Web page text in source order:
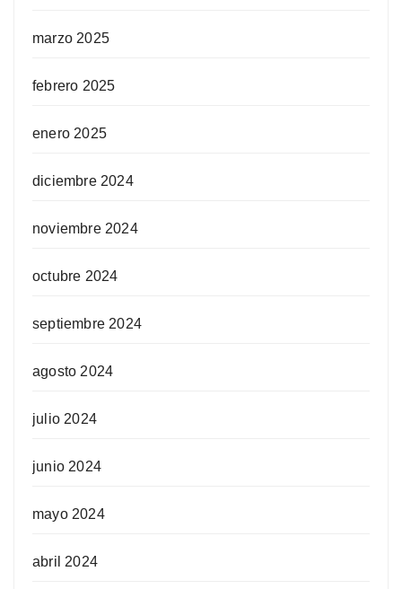
marzo 2025
febrero 2025
enero 2025
diciembre 2024
noviembre 2024
octubre 2024
septiembre 2024
agosto 2024
julio 2024
junio 2024
mayo 2024
abril 2024